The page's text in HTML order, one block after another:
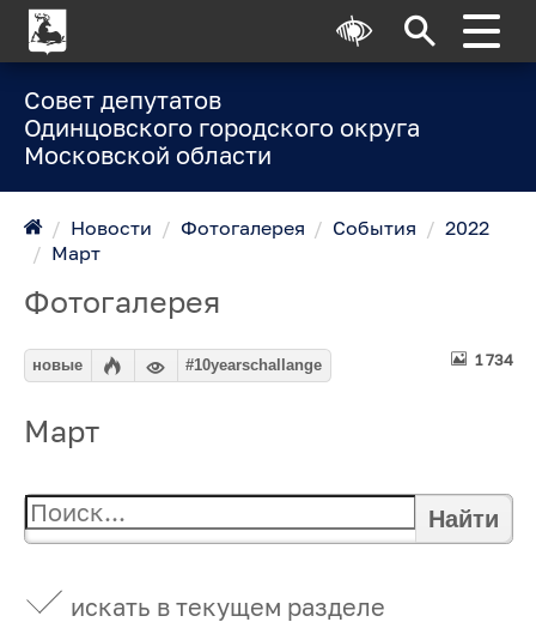
Совет депутатов
Одинцовского городского округа
Московской области
/ Новости / Фотогалерея / События / 2022
/ Март
Фотогалерея
1 734
новые #10yearschallange
Март
Найти
искать в текущем разделе